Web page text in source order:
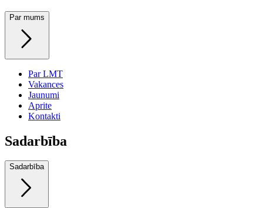
Par mums
Par LMT
Vakances
Jaunumi
Aprite
Kontakti
Sadarbība
Sadarbība